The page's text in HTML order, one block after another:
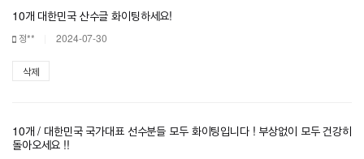
10개 대한민국 산수글 화이팅하세요!
정** 2024-07-30
삭제
10개 / 대한민국 국가대표 선수분들 모두 화이팅입니다 ! 부상없이 모두 건강히
돌아오세요 !!